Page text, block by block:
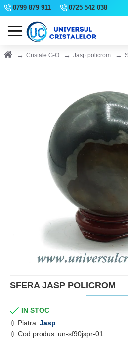
0799 879 911 0725 542 038
Cristale G-O Jasp policrom
SFERA JASP POLICROM
IN STOC
Piatra: Jasp
Cod produs: un-sf90jspr-01